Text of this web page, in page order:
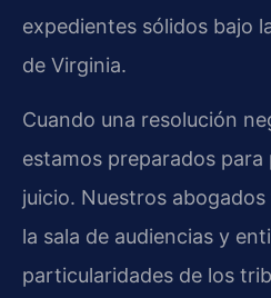
expedientes sólidos bajo
de Virginia.
Cuando una resolución
estamos preparados para
juicio. Nuestros
la sala de audiencias y
particularidades de los